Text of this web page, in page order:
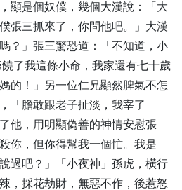
顯是個奴僕，幾個大漢說：「大
張三抓來了，你問他吧。」大漢
？」張三驚恐道：「不知道，小
了我這條小命，我家還有七十歲
的！」另一位仁兄顯然脾氣不怎
「膽敢跟老子扯淡，我宰了
他，用明顯偽善的神情安慰張
你，但你得幫我一個忙。我是
過吧？」「小夜神」孫虎，橫行
，採花劫財，無惡不作，後惹怒